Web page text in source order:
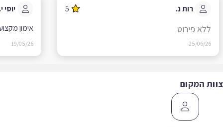
רות נ. 5
ללא פירוט
25/06/26
יוסי י.
אימון
19/05/26
המקום